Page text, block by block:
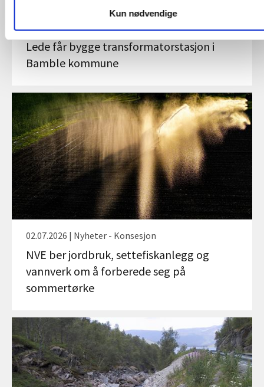
Kun nødvendige
06.07.2026 | Nyheter - Konsesjon
Lede får bygge transformatorstasjon i
Bamble kommune
02.07.2026 | Nyheter - Konsesjon
NVE ber jordbruk, settefiskanlegg og
vannverk om å forberede seg på
sommertørke